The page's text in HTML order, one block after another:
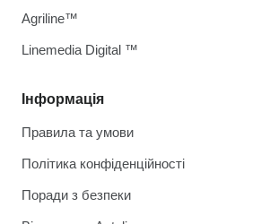
Інформація
Правила та умови
Політика конфіденційності
Поради з безпеки
Agriline™
Linemedia Digital ™